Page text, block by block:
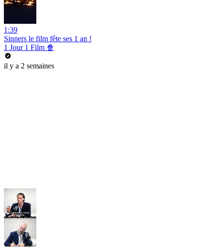
1:39
Sinners le film fête ses 1 an !
1 Jour 1 Film 🍿
il y a 2 semaines